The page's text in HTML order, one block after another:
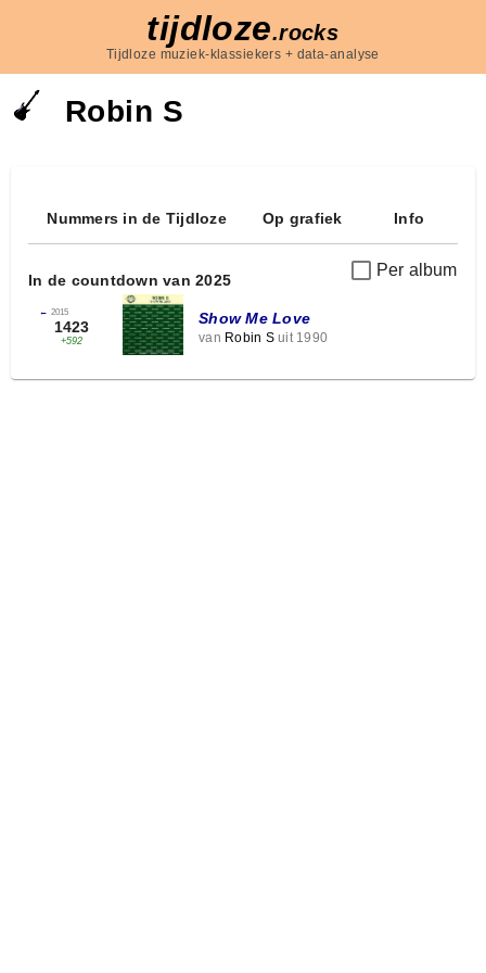
tijdloze.rocks
Tijdloze muziek-klassiekers + data-analyse
Robin S
Nummers in de Tijdloze Op grafiek Info
Per album
In de countdown van 2025
← 2015
1423
+592
Show Me Love
van Robin Suit 1990